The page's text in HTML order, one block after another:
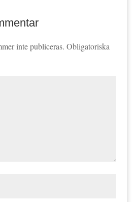
inte publiceras. Obligatoriska